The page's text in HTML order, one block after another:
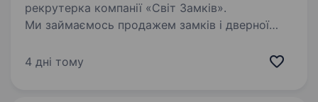
рекрутерка компанії «Світ Замків».
Ми займаємось продажем замків і дверної
у Чернівцях, Києві та Вінниці, а також
4 дні тому